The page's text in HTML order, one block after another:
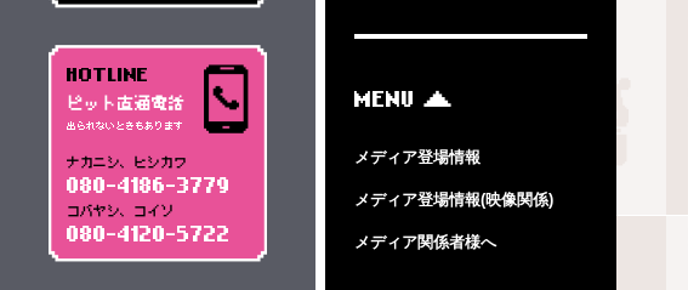
MENU
メディア登場情報
メディア登場情報(映像関係)
メディア関係者様へ
HOTLINE
ピット直通電話
出られないときもあります
ナカニシ、ヒシカワ
080-4186-3779
コバヤシ、コイソ
080-4120-5722